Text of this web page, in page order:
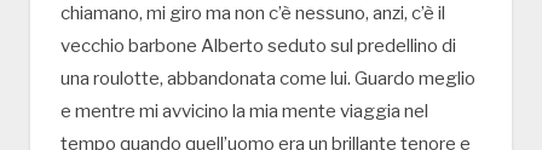
chiamano, mi giro ma non c’è nessuno, anzi, c’è il
vecchio barbone Alberto seduto sul predellino di
una roulotte, abbandonata come lui. Guardo meglio
e mentre mi avvicino la mia mente viaggia nel
tempo quando quell’uomo era un brillante tenore e